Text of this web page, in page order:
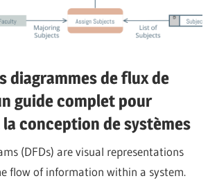
diagrammes de flux de
guide complet pour
la conception de systèmes
(DFDs) are visual representations
flow of information within a system.